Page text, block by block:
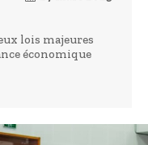
lois majeures
économique